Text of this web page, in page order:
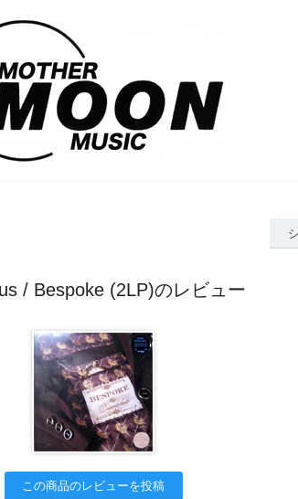
/ Bespoke (2LP)のレビュー
この商品のレビューを投稿